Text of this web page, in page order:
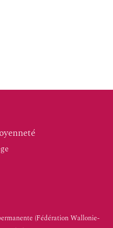
(Fédération Wallonie-